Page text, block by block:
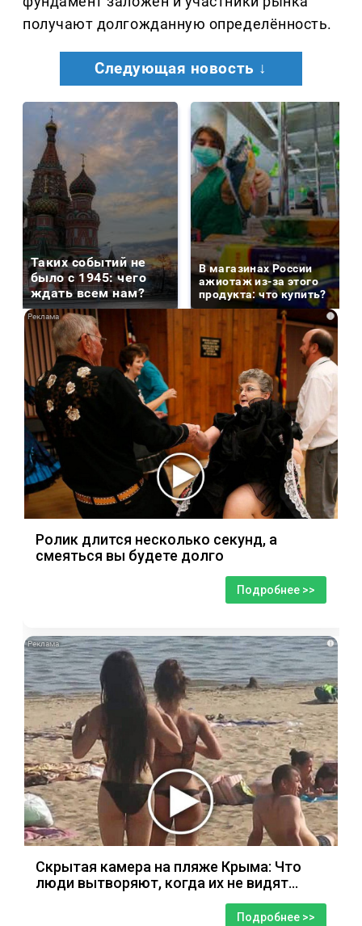
получают долгожданную определённость.
Следующая новость ↓
Таких событий не
было с 1945: чего
ждать всем нам?
В магазинах России
ажиотаж из-за этого
продукта: что купить?
i
Ролик длится несколько секунд, а
смеяться вы будете долго
Подробнее >>
i
Скрытая камера на пляже Крыма: Что
люди вытворяют, когда их не видят...
Подробнее >>